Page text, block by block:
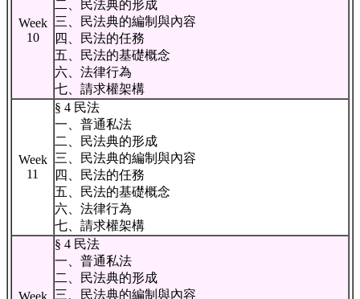
Week
10
二、民法典的形成
三、民法典的編制與內容
四、民法的任務
五、民法的基礎概念
六、法律行為
七、請求權架構
Week
11
§ 4 民法
一、普通私法
二、民法典的形成
三、民法典的編制與內容
四、民法的任務
五、民法的基礎概念
六、法律行為
七、請求權架構
Week
§ 4 民法
一、普通私法
二、民法典的形成
三、民法典的編制與內容